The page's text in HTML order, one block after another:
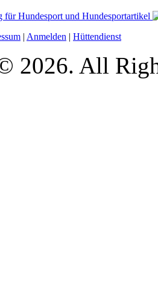
| Anmelden | Hüttendienst
2026. All